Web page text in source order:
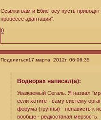
Ссылки вам и Ебистосу пусть
процессе адаптации".
0
Поделиться17 марта, 2012г. 06:06:35
Водворах написал(а):
Уважаемый Сегаль. Я назвал
если хотите - саму систему
форума (группы) - ненависть к
вообще - редкостаная мерзость.